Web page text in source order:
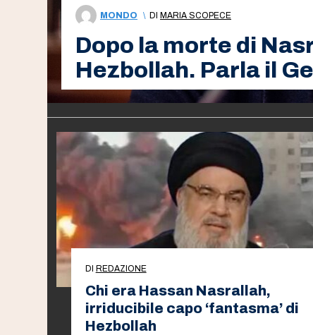
MONDO \ DI MARIA SCOPECE
Dopo la morte di
Hezbollah. Parla il
DI REDAZIONE
Chi era Hassan Nasrallah,
irriducibile capo ‘fantasma’ di
Hezbollah